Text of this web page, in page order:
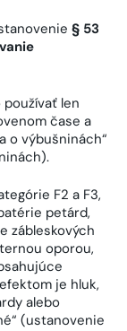
§ 53
len
čase a
o výbušninách“
F2 a F3,
petárd,
zábleskových
oporou,
je hluk,
alebo
(ustanovenie